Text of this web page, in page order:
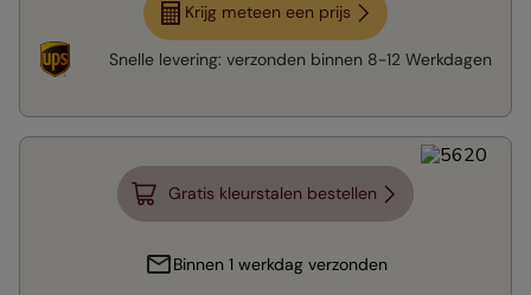
Krijg meteen een prijs
Snelle levering: verzonden binnen 8-12 Werkdagen
Gratis kleurstalen bestellen
Binnen 1 werkdag verzonden